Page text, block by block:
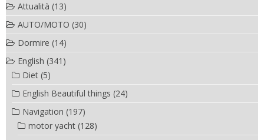
Attualità (13)
AUTO/MOTO (30)
Dormire (14)
English (341)
Diet (5)
English Beautiful things (24)
Navigation (197)
motor yacht (128)